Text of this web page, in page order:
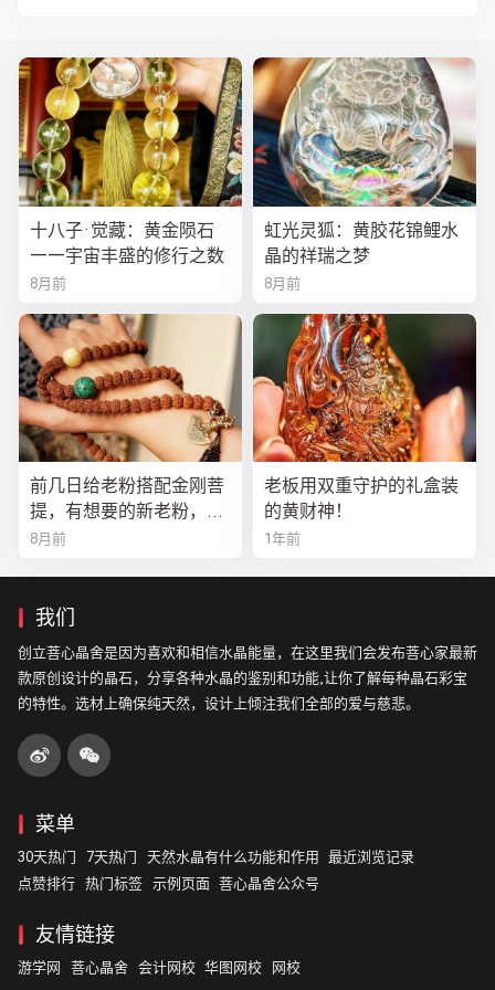
十八子·觉藏：黄金陨石
——宇宙丰盛的修行之数
8月前
虹光灵狐：黄胶花锦鲤水
晶的祥瑞之梦
8月前
前几日给老粉搭配金刚菩
提，有想要的新老粉，都
可以来排队
8月前
老板用双重守护的礼盒装
的黄财神！
1年前
我们
创立菩心晶舍是因为喜欢和相信水晶能量，在这里我们会发布菩心家最新
款原创设计的晶石，分享各种水晶的鉴别和功能,让你了解每种晶石彩宝
的特性。选材上确保纯天然，设计上倾注我们全部的爱与慈悲。
菜单
30天热门 7天热门 天然水晶有什么功能和作用
最近浏览记录
点赞排行 热门标签 示例页面 菩心晶舍公众号
友情链接
游学网 菩心晶舍 会计网校 华图网校 网校